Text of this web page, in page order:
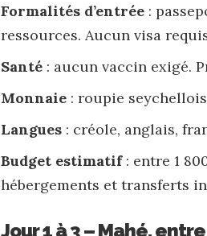
Formalités d’entrée :
ressources. Aucun visa
Santé : aucun vaccin exigé.
Monnaie : roupie
Langues : créole, anglais,
Budget estimatif: entre 1
hébergements et transferts
Jour 1 à 3 – Mahé,